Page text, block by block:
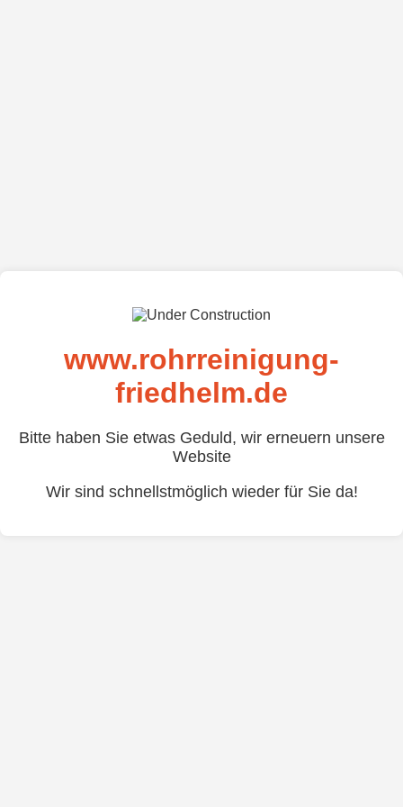
www.rohrreinigung-
friedhelm.de
Bitte haben Sie etwas Geduld, wir erneuern unsere
Website
Wir sind schnellstmöglich wieder für Sie da!